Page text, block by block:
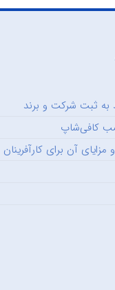
به ثبت شرکت و برند
کافی‌شاپ
آن برای کارآفرینان